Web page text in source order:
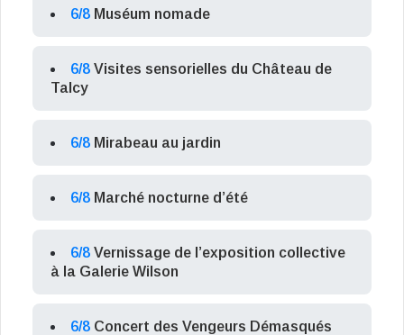
6/8 Muséum nomade
6/8 Visites sensorielles du Château de
Talcy
6/8 Mirabeau au jardin
6/8 Marché nocturne d’été
6/8 Vernissage de l’exposition collective
à la Galerie Wilson
6/8 Concert des Vengeurs Démasqués